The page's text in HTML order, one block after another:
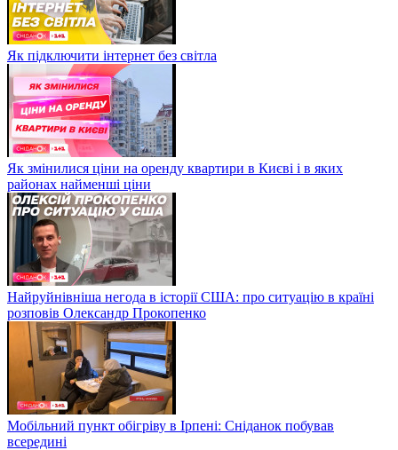
Як підключити інтернет без світла
Як змінилися ціни на оренду квартири в Києві і в яких
районах найменші ціни
Найруйнівніша негода в історії США: про ситуацію в країні
розповів Олександр Прокопенко
Мобільний пункт обігріву в Ірпені: Сніданок побував
всередині